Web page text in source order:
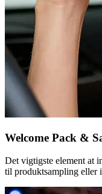
Welcome Pack &
Det vigtigste element at
til produktsampling eller